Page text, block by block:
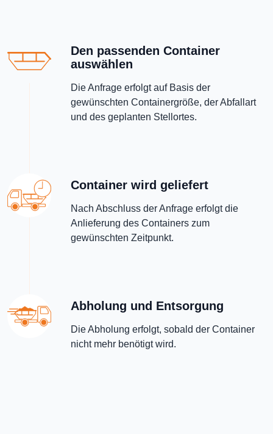
Den passenden Container
auswählen
Die Anfrage erfolgt auf Basis der
gewünschten Containergröße, der Abfallart
und des geplanten Stellortes.
Container wird geliefert
Nach Abschluss der Anfrage erfolgt die
Anlieferung des Containers zum
gewünschten Zeitpunkt.
Abholung und Entsorgung
Die Abholung erfolgt, sobald der Container
nicht mehr benötigt wird.